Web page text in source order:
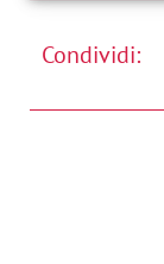
Condividi: